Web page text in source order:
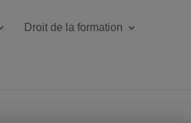
Droit de la formation